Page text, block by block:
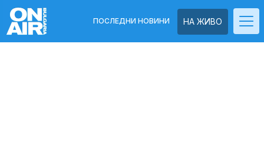
НА ЖИВО
ПОСЛЕДНИ НОВИНИ